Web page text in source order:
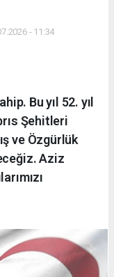
- 11:34
Bu yıl 52. yıl
Şehitleri
ve Özgürlük
Aziz